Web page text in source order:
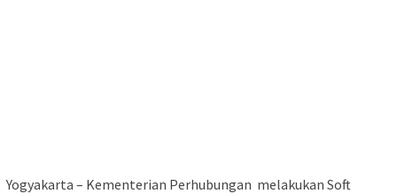
Yogyakarta – Kementerian Perhubungan melakukan Soft